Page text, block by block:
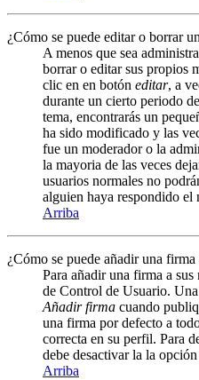
¿Cómo se puede editar o borrar
A menos que sea
borrar o editar sus propios
clic en en botón editar, a
durante un cierto periodo
tema, encontrarás un
ha sido modificado y las
fue un moderador o la
la mayoria de las veces
usuarios normales no
alguien haya respondido el
Arriba
¿Cómo se puede añadir una firma
Para añadir una firma a sus
de Control de Usuario.
Añadir firma cuando
una firma por defecto a
correcta en su perfil. Para
debe desactivar la la opción
Arriba